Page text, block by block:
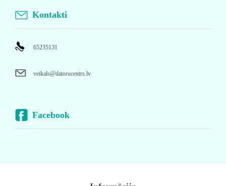
Kontakti
65235131
veikals@datorucentrs.lv
Facebook